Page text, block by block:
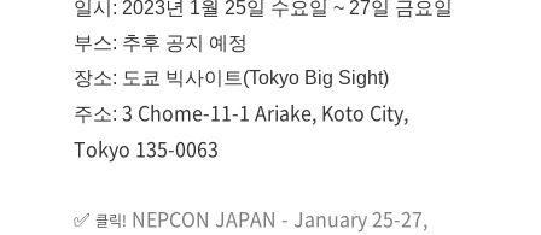
일시: 2023년 1월 25일 수요일 ~ 27일 금요일
부스: 추후 공지 예정
장소: 도쿄 빅사이트(Tokyo Big Sight)
주소: 3 Chome-11-1 Ariake, Koto City,
Tokyo 135-0063
✅ 클릭! NEPCON JAPAN - January 25-27,